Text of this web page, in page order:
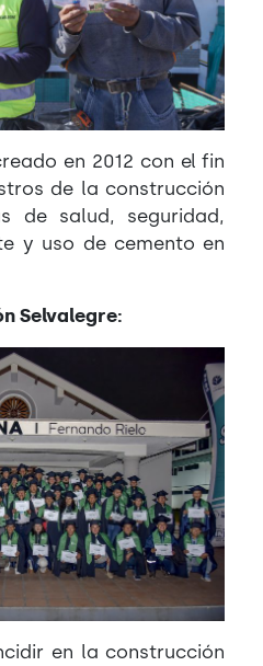
en 2012 con el fin
de la construcción
de salud, seguridad,
y uso de cemento en
Selvalegre:
en la construcción